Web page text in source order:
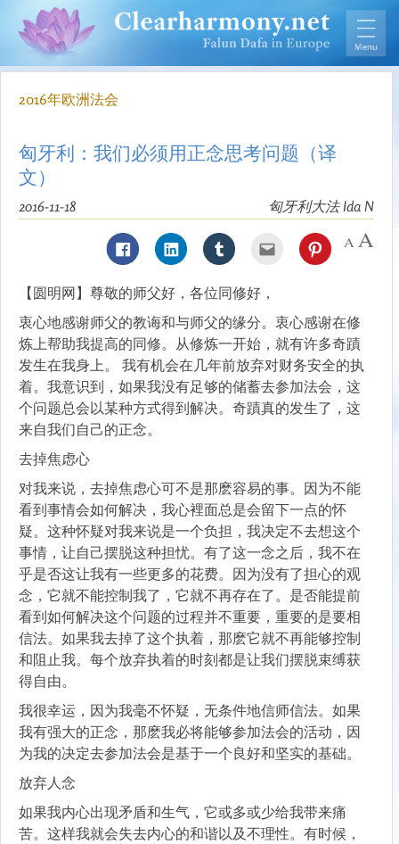
2016年欧洲法会
匈牙利：我们必须用正念思考问题（译
文）
匈牙利大法 Ida N
2016-11-18
【圆明网】尊敬的师父好，各位同修好，
衷心地感谢师父的教诲和与师父的缘分。衷心感谢在修
炼上帮助我提高的同修。从修炼一开始，就有许多奇蹟
发生在我身上。 我有机会在几年前放弃对财务安全的执
着。我意识到，如果我没有足够的储蓄去参加法会，这
个问题总会以某种方式得到解决。奇蹟真的发生了，这
来自我们自己的正念。
去掉焦虑心
对我来说，去掉焦虑心可不是那麽容易的事。因为不能
看到事情会如何解决，我心裡面总是会留下一点的怀
疑。这种怀疑对我来说是一个负担，我决定不去想这个
事情，让自己摆脱这种担忧。有了这一念之后，我不在
乎是否这让我有一些更多的花费。因为没有了担心的观
念，它就不能控制我了，它就不再存在了。是否能提前
看到如何解决这个问题的过程并不重要，重要的是要相
信法。如果我去掉了这个执着，那麽它就不再能够控制
和阻止我。每个放弃执着的时刻都是让我们摆脱束缚获
得自由。
我很幸运，因为我毫不怀疑，无条件地信师信法。如果
我有强大的正念，那麽我必将能够参加法会的活动，因
为我的决定去参加法会是基于一个良好和坚实的基础。
放弃人念
如果我内心出现矛盾和生气，它或多或少给我带来痛
苦。这样我就会失去内心的和谐以及不理性。有时候，